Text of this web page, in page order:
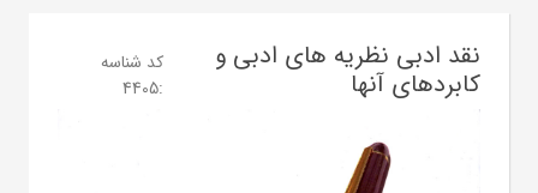
نقد ادبی نظریه های ادبی و
کابردهای آنها
کد شناسه
:
4405